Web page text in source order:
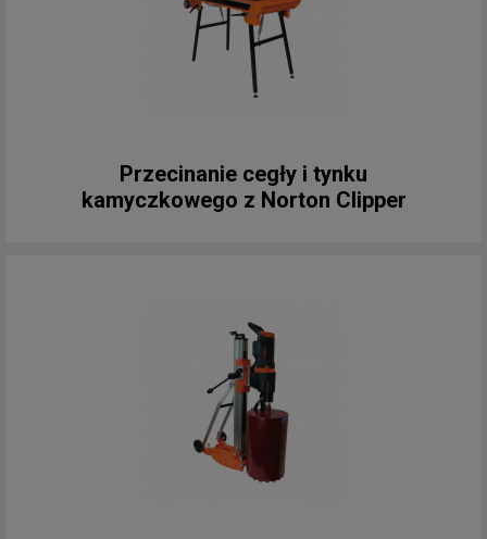
Przecinanie cegły i tynku
kamyczkowego z Norton Clipper